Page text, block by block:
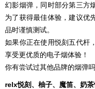
幻影烟弹，同时部分第三方
为了获得最佳体验，建议优
品时谨慎测试。
如果你正在使用悦刻五代杆
享受更优质的电子烟体验！
你有尝试过其他品牌的烟弹
relx悦刻、柚子、魔笛、奶